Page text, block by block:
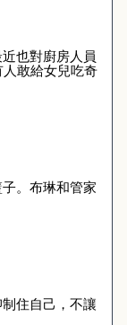
也對廚房人員
敢給女兒吃奇
。布琳和管家
住自己，不讓